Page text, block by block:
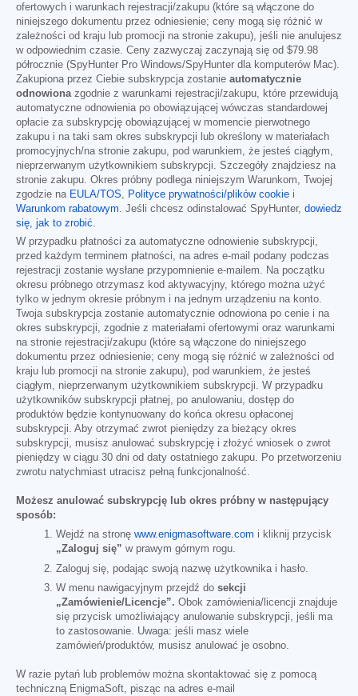
ofertowych i warunkach rejestracji/zakupu (które są włączone do
niniejszego dokumentu przez odniesienie; ceny mogą się różnić w
zależności od kraju lub promocji na stronie zakupu), jeśli nie anulujesz
w odpowiednim czasie. Ceny zazwyczaj zaczynają się od $79.98
półrocznie (SpyHunter Pro Windows/SpyHunter dla komputerów Mac).
Zakupiona przez Ciebie subskrypcja zostanie automatycznie
odnowionazgodnie z warunkami rejestracji/zakupu, które przewidują
automatyczne odnowienia po obowiązującej wówczas standardowej
opłacie za subskrypcję obowiązującej w momencie pierwotnego
zakupu i na taki sam okres subskrypcji lub określony w materiałach
promocyjnych/na stronie zakupu, pod warunkiem, że jesteś ciągłym,
nieprzerwanym użytkownikiem subskrypcji. Szczegóły znajdziesz na
stronie zakupu. Okres próbny podlega niniejszym Warunkom, Twojej
zgodzie na EULA/TOS, Polityce prywatności/plików cookie i
Warunkom rabatowym. Jeśli chcesz odinstalować SpyHunter, dowiedz
się, jak to zrobić.
W przypadku płatności za automatyczne odnowienie subskrypcji,
przed każdym terminem płatności, na adres e-mail podany podczas
rejestracji zostanie wysłane przypomnienie e-mailem. Na początku
okresu próbnego otrzymasz kod aktywacyjny, którego można użyć
tylko w jednym okresie próbnym i na jednym urządzeniu na konto.
Twoja subskrypcja zostanie automatycznie odnowiona po cenie i na
okres subskrypcji, zgodnie z materiałami ofertowymi oraz warunkami
na stronie rejestracji/zakupu (które są włączone do niniejszego
dokumentu przez odniesienie; ceny mogą się różnić w zależności od
kraju lub promocji na stronie zakupu), pod warunkiem, że jesteś
ciągłym, nieprzerwanym użytkownikiem subskrypcji. W przypadku
użytkowników subskrypcji płatnej, po anulowaniu, dostęp do
produktów będzie kontynuowany do końca okresu opłaconej
subskrypcji. Aby otrzymać zwrot pieniędzy za bieżący okres
subskrypcji, musisz anulować subskrypcję i złożyć wniosek o zwrot
pieniędzy w ciągu 30 dni od daty ostatniego zakupu. Po przetworzeniu
zwrotu natychmiast utracisz pełną funkcjonalność.
Możesz anulować subskrypcję lub okres próbny w następujący
sposób:
Wejdź na stronę www.enigmasoftware.com i kliknij przycisk
„Zaloguj się” w prawym górnym rogu.
Zaloguj się, podając swoją nazwę użytkownika i hasło.
W menu nawigacyjnym przejdź do sekcji
„Zamówienie/Licencje”. Obok zamówienia/licencji znajduje
się przycisk umożliwiający anulowanie subskrypcji, jeśli ma
to zastosowanie. Uwaga: jeśli masz wiele
zamówień/produktów, musisz anulować je osobno.
W razie pytań lub problemów można skontaktować się z pomocą
techniczną EnigmaSoft, pisząc na adres e-mail